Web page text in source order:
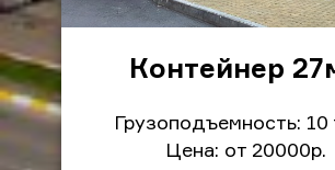
Контейнер
Грузоподъемность: 10
Цена: от 20000р.